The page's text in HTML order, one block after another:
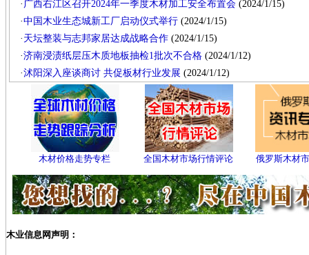
· 广西右江区召开2024年一季度木材加工安全布置会 (2024/1/15)
·中国木业生态城新工厂启动仪式举行 (2024/1/15)
· 天坛整装与志邦家居达成战略合作 (2024/1/15)
·济南浸渍纸层压木质地板抽检1批次不合格 (2024/1/12)
·沭阳深入座谈商讨 共促板材行业发展 (2024/1/12)
木材价格走势专栏 全国木材市场行情评论 俄罗斯木材
木业信息网声明：